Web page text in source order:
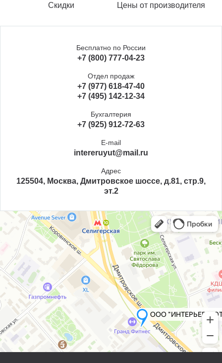
Скидки Цены от производителя
Бесплатно по России
+7 (800) 777-04-23
Отдел продаж
+7 (977) 618-47-40
+7 (495) 142-12-34
Бухгалтерия
+7 (925) 912-72-63
E-mail
intereruyut@mail.ru
Адрес
125504, Москва, Дмитровское шоссе, д.81, стр.9,
эт.2